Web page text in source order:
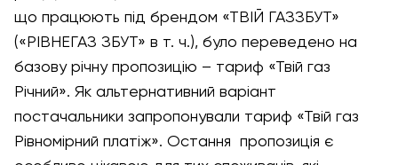
що працюють під брендом «ТВІЙ ГАЗЗБУТ»
(«РІВНЕГАЗ ЗБУТ» в т. ч.), було переведено на
базову річну пропозицію – тариф «Твій газ
Річний». Як альтернативний варіант
постачальники запропонували тариф «Твій газ
Рівномірний платіж». Остання пропозиція є